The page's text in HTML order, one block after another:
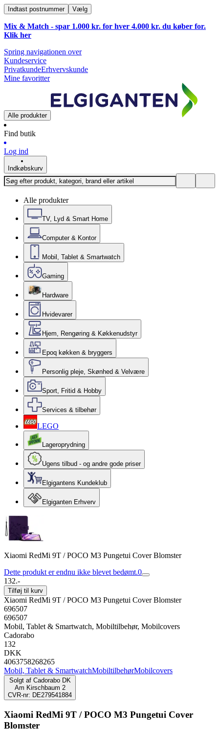
Indtast postnummer Vælg
Mix & Match - spar 1.000 kr. for hver 4.000 kr. du køber for.
Klik her
Spring navigationen over
Kundeservice
PrivatkundeErhvervskunde
Mine favoritter
Alle produkter
Find butik
Log ind
Indkøbskurv
Alle produkter
TV, Lyd & Smart Home
Computer & Kontor
Mobil, Tablet & Smartwatch
Gaming
Hardware
Hvidevarer
Hjem, Rengøring & Køkkenudstyr
Epoq køkken & bryggers
Personlig pleje, Skønhed & Velvære
Sport, Fritid & Hobby
Services & tilbehør
LEGO
Lageroprydning
Ugens tilbud - og andre gode priser
Elgigantens Kundeklub
Elgiganten Erhverv
Xiaomi RedMi 9T / POCO M3 Pungetui Cover Blomster
Dette produkt er endnu ikke blevet bedømt.0
132.-
Tilføj til kurv
Xiaomi RedMi 9T / POCO M3 Pungetui Cover Blomster
696507
696507
Mobil, Tablet & Smartwatch, Mobiltilbehør, Mobilcovers
Cadorabo
132
DKK
4063758268265
Mobil, Tablet & SmartwatchMobiltilbehørMobilcovers
Solgt af Cadorabo DK
Am Kirschbaum 2
CVR-nr: DE279541884
Xiaomi RedMi 9T / POCO M3 Pungetui Cover
Blomster